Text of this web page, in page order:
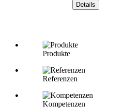
Details
Produkte
Referenzen
Kompetenzen